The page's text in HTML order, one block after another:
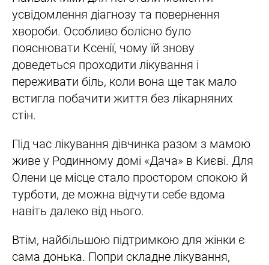
усвідомлення діагнозу та повернення
хвороби. Особливо болісно було
пояснювати Ксенії, чому їй знову
доведеться проходити лікування і
переживати біль, коли вона ще так мало
встигла побачити життя без лікарняних
стін.
Під час лікування дівчинка разом з мамою
живе у Родинному домі «Дача» в Києві. Для
Олени це місце стало простором спокою й
турботи, де можна відчути себе вдома
навіть далеко від нього.
Втім, найбільшою підтримкою для жінки є
сама донька. Попри складне лікування,